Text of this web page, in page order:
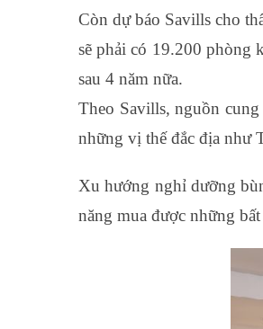
Còn dự báo Savills cho
sẽ phải có 19.200 phòng
sau 4 năm nữa.
Theo Savills, nguồn
những vị thế đắc địa như
Xu hướng nghỉ dưỡng
năng mua được những